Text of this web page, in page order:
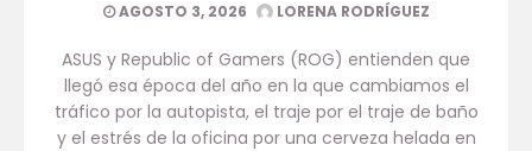
AGOSTO 3, 2026 LORENA RODRÍGUEZ
ASUS y Republic of Gamers (ROG) entienden que
llegó esa época del año en la que cambiamos el
tráfico por la autopista, el traje por el traje de baño
y el estrés de la oficina por una cerveza helada en